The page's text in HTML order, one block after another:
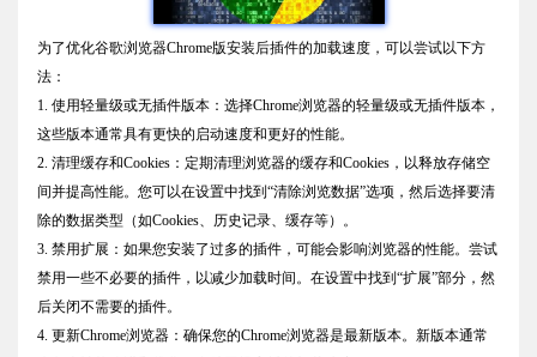
为了优化谷歌浏览器Chrome版安装后插件的加载速度，可以尝试以下方
法：
1. 使用轻量级或无插件版本：选择Chrome浏览器的轻量级或无插件版本，
这些版本通常具有更快的启动速度和更好的性能。
2. 清理缓存和Cookies：定期清理浏览器的缓存和Cookies，以释放存储空
间并提高性能。您可以在设置中找到“清除浏览数据”选项，然后选择要清
除的数据类型（如Cookies、历史记录、缓存等）。
3. 禁用扩展：如果您安装了过多的插件，可能会影响浏览器的性能。尝试
禁用一些不必要的插件，以减少加载时间。在设置中找到“扩展”部分，然
后关闭不需要的插件。
4. 更新Chrome浏览器：确保您的Chrome浏览器是最新版本。新版本通常